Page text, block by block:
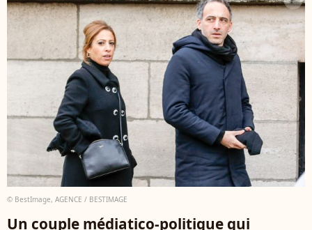
© BestImage, AGENCE / BESTIMAGE
Un couple médiatico-politique qui